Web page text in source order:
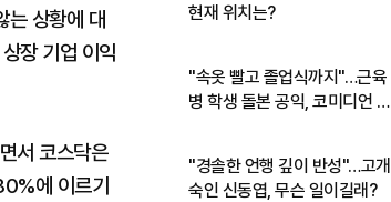
는 상황에 대
장 기업 이익
서 코스닥은
에 이르기
현재 위치는?
"속옷 빨고 졸업식까지"…근육
병 학생 돌본 공익, 코미디언 김
"경솔한 언행 깊이 반성"…고개
숙인 신동엽, 무슨 일이길래?